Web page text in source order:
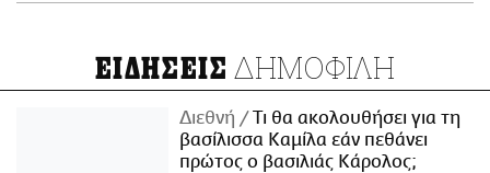
ΕΙΔΗΣΕΙΣ ΔΗΜΟΦΙΛΗ
Διεθνή
Τι θα ακολουθήσει για τη
βασίλισσα Καμίλα εάν πεθάνει
πρώτος ο βασιλιάς Κάρολος;